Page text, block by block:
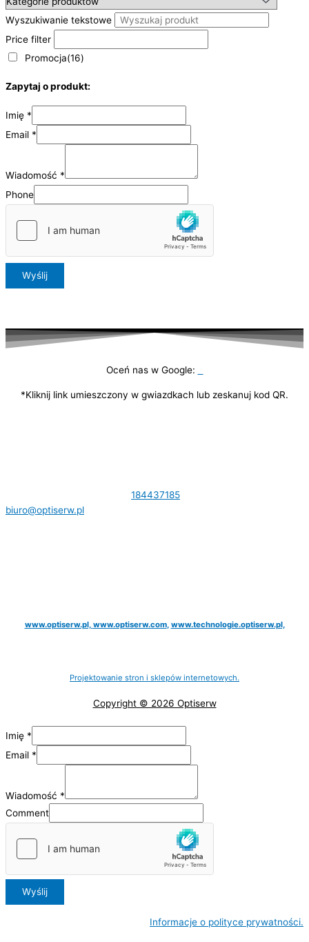
Wyszukiwanie tekstowe
Price filter
Promocja(16)
Zapytaj o produkt:
Imię *
Email *
Wiadomość *
Phone
Wyślij
Oceń nas w Google:
*Kliknij link umieszczony w gwiazdkach lub zeskanuj kod QR.
184437185
biuro@optiserw.pl
www.optiserw.pl, www.optiserw.com, www.technologie.optiserw.pl,
Projektowanie stron i sklepów internetowych.
Copyright © 2026 Optiserw
Imię *
Email *
Wiadomość *
Comment
Wyślij
Informacje o polityce prywatności.